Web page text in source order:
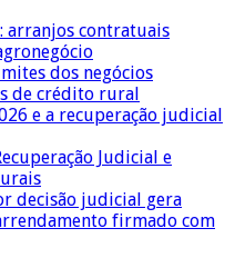
contratuais
dos negócios
de crédito rural
e a recuperação judicial
Judicial e
decisão judicial gera
firmado com